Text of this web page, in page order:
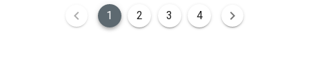
적용일자 및 개정사유를 명시하여 현행 약관과 함께 “회사” 홈페
이지의 공지게시판에 그 적용일자 7일 이전부터 적용일자 전일
필수 항목 : 아이디, 비밀번호, 이름, 닉네임, 이메일
선택 항목 : 휴대폰번호, 생년월일, 국가, 직업
1 2 3 4